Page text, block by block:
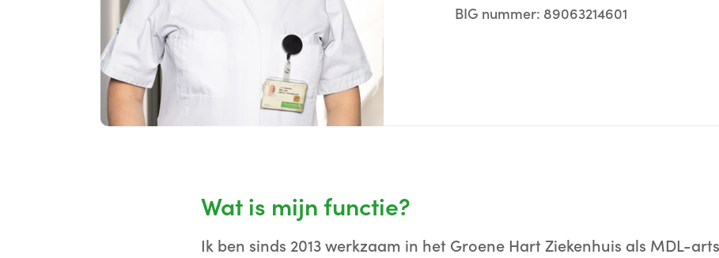
BIG nummer: 89063214601
Wat is mijn functie?
Ik ben sinds 2013 werkzaam in het Groene Hart Ziekenhuis als MDL-